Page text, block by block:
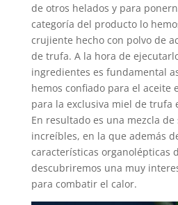
de otros helados y para
categoría del producto lo
crujiente hecho con polvo de
de trufa. A la hora de
ingredientes es fundamental
hemos confiado para el aceite
para la exclusiva miel de trufa
En resultado es una mezcla
increíbles, en la que además
características organolépticas
descubriremos una muy
para combatir el calor.